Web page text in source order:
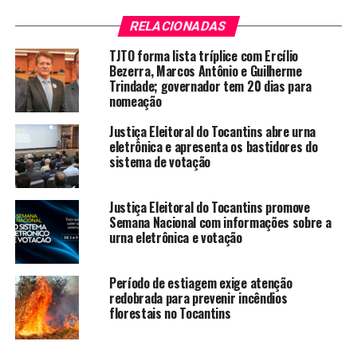
RELACIONADAS
TJTO forma lista tríplice com Ercílio
Bezerra, Marcos Antônio e Guilherme
Trindade; governador tem 20 dias para
nomeação
Justiça Eleitoral do Tocantins abre urna
eletrônica e apresenta os bastidores do
sistema de votação
Justiça Eleitoral do Tocantins promove
Semana Nacional com informações sobre a
urna eletrônica e votação
Período de estiagem exige atenção
redobrada para prevenir incêndios
florestais no Tocantins